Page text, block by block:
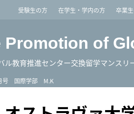
受験生の方 在学生・学内の方 卒業
Promotion of
ル教育推進センター交換留学マンスリ
号 国際学部 M.K